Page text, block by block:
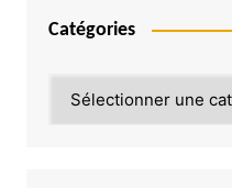
Catégories